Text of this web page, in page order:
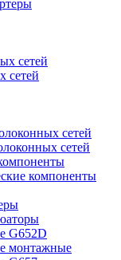
сетей
сетей
сетей
сетей
компоненты
G652D
монтажные